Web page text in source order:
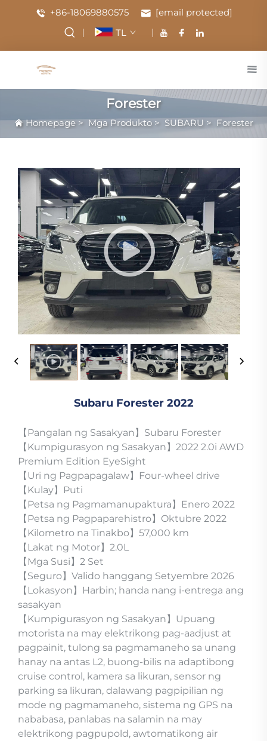
+86-18069880575
[email protected]
TL
Forester
Homepage> Mga Produkto> SUBARU > Forester
Subaru Forester 2022
【Pangalan ng Sasakyan】Subaru Forester
【Kumpigurasyon ng Sasakyan】2022 2.0i AWD
Premium Edition EyeSight
【Uri ng Pagpapagalaw】Four-wheel drive
【Kulay】Puti
【Petsa ng Pagmamanupaktura】Enero 2022
【Petsa ng Pagpaparehistro】Oktubre 2022
【Kilometro na Tinakbo】57,000 km
【Lakat ng Motor】2.0L
【Mga Susi】2 Set
【Seguro】Valido hanggang Setyembre 2026
【Lokasyon】Harbin; handa nang i-entrega ang
sasakyan
【Kumpigurasyon ng Sasakyan】Upuang
motorista na may elektrikong pag-aadjust at
pagpainit, tulong sa pagmamaneho sa unang
hanay na antas L2, buong-bilis na adaptibong
cruise control, kamera sa likuran, sensor ng
parking sa likuran, dalawang pagpipilian ng
mode ng pagmamaneho, sistema ng GPS na
nababasa, panlabas na salamin na may
elektrikong pagpupold, awtomatikong air